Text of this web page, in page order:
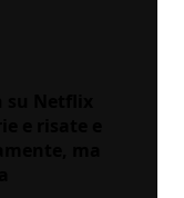
Netflix
e risate e